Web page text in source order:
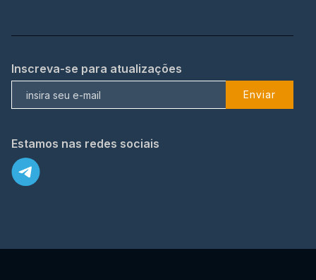
Inscreva-se para atualizações
Enviar
Estamos nas redes sociais